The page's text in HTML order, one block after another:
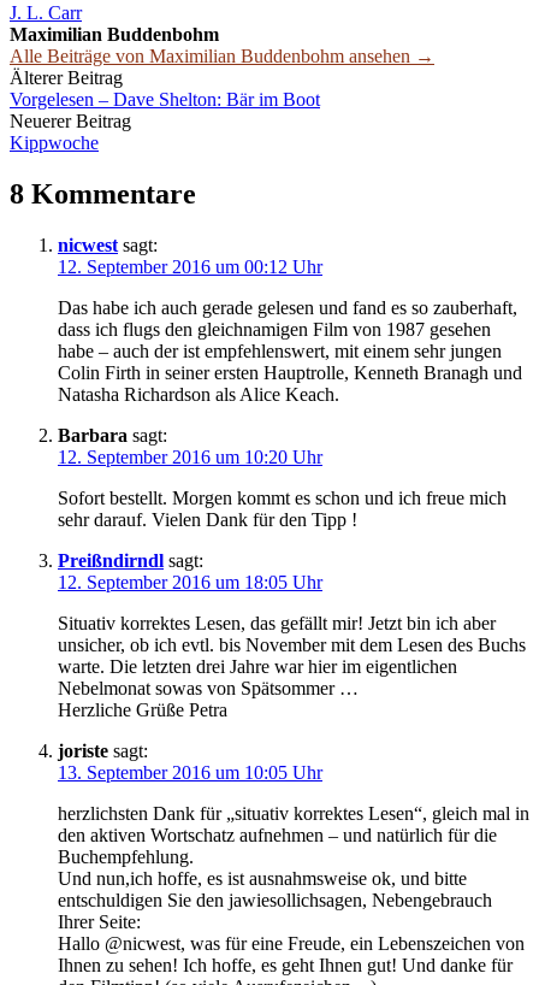
J. L. Carr
Maximilian Buddenbohm
Alle Beiträge von Maximilian Buddenbohm ansehen →
Beitrags-
Navigation
Älterer Beitrag
Vorgelesen – Dave Shelton: Bär im Boot
Neuerer Beitrag
Kippwoche
8 Kommentare
nicwest sagt:
12. September 2016 um 00:12 Uhr
Das habe ich auch gerade gelesen und fand es so zauberhaft,
dass ich flugs den gleichnamigen Film von 1987 gesehen
habe – auch der ist empfehlenswert, mit einem sehr jungen
Colin Firth in seiner ersten Hauptrolle, Kenneth Branagh und
Natasha Richardson als Alice Keach.
Barbara sagt:
12. September 2016 um 10:20 Uhr
Sofort bestellt. Morgen kommt es schon und ich freue mich
sehr darauf. Vielen Dank für den Tipp !
Preißndirndl sagt:
12. September 2016 um 18:05 Uhr
Situativ korrektes Lesen, das gefällt mir! Jetzt bin ich aber
unsicher, ob ich evtl. bis November mit dem Lesen des Buchs
warte. Die letzten drei Jahre war hier im eigentlichen
Nebelmonat sowas von Spätsommer …
Herzliche Grüße Petra
joriste sagt:
13. September 2016 um 10:05 Uhr
herzlichsten Dank für „situativ korrektes Lesen“, gleich mal in
den aktiven Wortschatz aufnehmen – und natürlich für die
Buchempfehlung.
Und nun,ich hoffe, es ist ausnahmsweise ok, und bitte
entschuldigen Sie den jawiesollichsagen, Nebengebrauch
Ihrer Seite:
Hallo @nicwest, was für eine Freude, ein Lebenszeichen von
Ihnen zu sehen! Ich hoffe, es geht Ihnen gut! Und danke für